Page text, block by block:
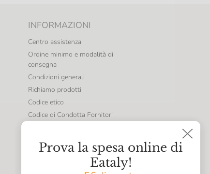
Prova la spesa online di
Eataly!
INFORMAZIONI
Centro assistenza
Ordine minimo e modalità di
consegna
Condizioni generali
Richiamo prodotti
Codice etico
Codice di Condotta Fornitori
Whistleblowing
Note legali
Dichiarazioni di accessibilità